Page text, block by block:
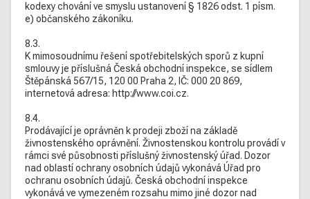
kodexy chování ve smyslu ustanovení § 1826 odst. 1 písm.
e) občanského zákoníku.
8.3.
K mimosoudnímu řešení spotřebitelských sporů z kupní
smlouvy je příslušná Česká obchodní inspekce, se sídlem
Štěpánská 567/15, 120 00 Praha 2, IČ: 000 20 869,
internetová adresa: http://www.coi.cz.
8.4.
Prodávající je oprávněn k prodeji zboží na základě
živnostenského oprávnění. Živnostenskou kontrolu provádí v
rámci své působnosti příslušný živnostenský úřad. Dozor
nad oblastí ochrany osobních údajů vykonává Úřad pro
ochranu osobních údajů. Česká obchodní inspekce
vykonává ve vymezeném rozsahu mimo jiné dozor nad